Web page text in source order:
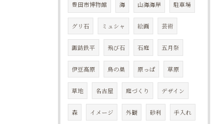
豊田市博物館 海 山海海岸 駐車場
グリ石 ミュシャ 絵画 芸術
諏訪鉄平 飛び石 石庭 五月祭
伊豆高原 鳥の巣 原っぱ 草原
草地 名古屋 庭づくり デザイン
森 イメージ 外観 砂利 手入れ